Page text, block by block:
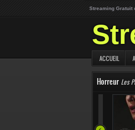
Streaming Gratuit
ACCUEIL
Horreur Les